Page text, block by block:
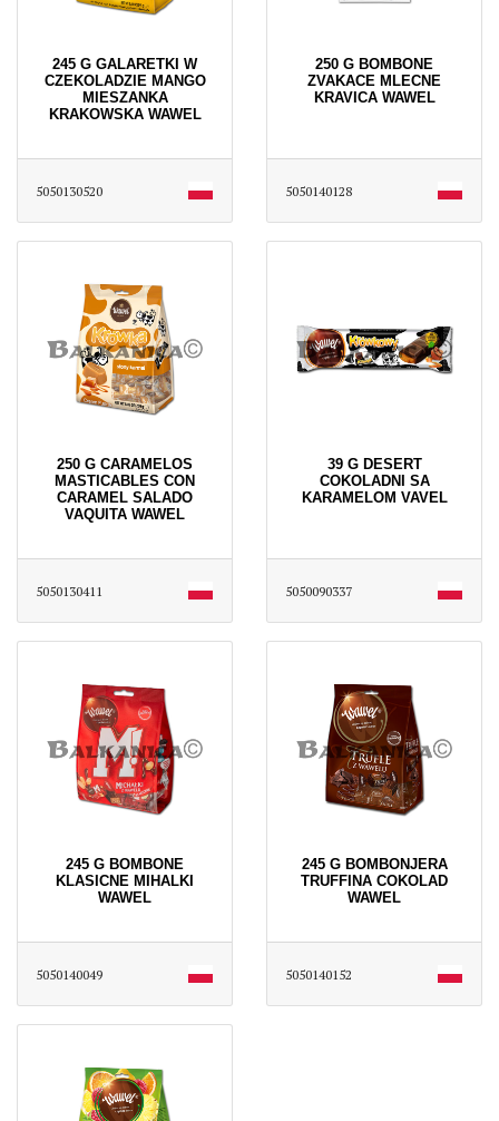
245 G GALARETKI W
CZEKOLADZIE MANGO
MIESZANKA
KRAKOWSKA WAWEL
5050130520
250 G BOMBONE
ZVAKACE MLECNE
KRAVICA WAWEL
5050140128
250 G CARAMELOS
MASTICABLES CON
CARAMEL SALADO
VAQUITA WAWEL
5050130411
39 G DESERT
COKOLADNI SA
KARAMELOM VAVEL
5050090337
245 G BOMBONE
KLASICNE MIHALKI
WAWEL
5050140049
245 G BOMBONJERA
TRUFFINA COKOLAD
WAWEL
5050140152